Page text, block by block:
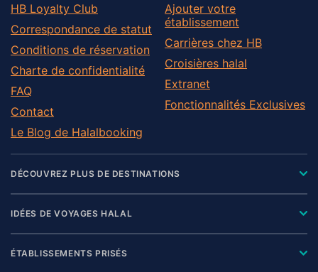
HB Loyalty Club
Correspondance de statut
Conditions de réservation
Charte de confidentialité
FAQ
Contact
Le Blog de Halalbooking
Ajouter votre
établissement
Carrières chez HB
Croisières halal
Extranet
Fonctionnalités Exclusives
DÉCOUVREZ PLUS DE DESTINATIONS
IDÉES DE VOYAGES HALAL
ÉTABLISSEMENTS PRISÉS